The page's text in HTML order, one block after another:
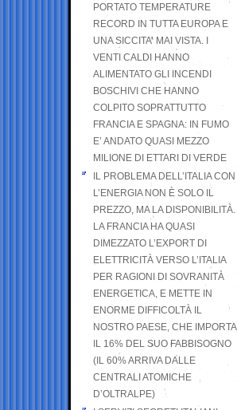
PORTATO TEMPERATURE
RECORD IN TUTTA EUROPA E
UNA SICCITA’ MAI VISTA. I
VENTI CALDI HANNO
ALIMENTATO GLI INCENDI
BOSCHIVI CHE HANNO
COLPITO SOPRATTUTTO
FRANCIA E SPAGNA: IN FUMO
E’ ANDATO QUASI MEZZO
MILIONE DI ETTARI DI VERDE
IL PROBLEMA DELL’ITALIA CON
L’ENERGIA NON È SOLO IL
PREZZO, MA LA DISPONIBILITÀ.
LA FRANCIA HA QUASI
DIMEZZATO L’EXPORT DI
ELETTRICITÀ VERSO L’ITALIA
PER RAGIONI DI SOVRANITÀ
ENERGETICA, E METTE IN
ENORME DIFFICOLTÀ IL
NOSTRO PAESE, CHE IMPORTA
IL 16% DEL SUO FABBISOGNO
(IL 60% ARRIVA DALLE
CENTRALI ATOMICHE
D’OLTRALPE)